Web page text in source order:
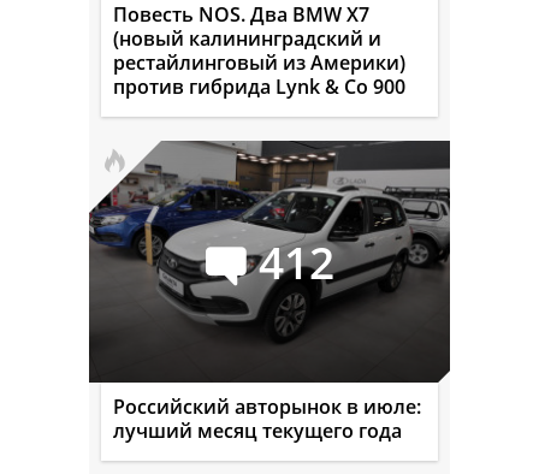
Повесть NOS. Два BMW X7
(новый калининградский и
рестайлинговый из Америки)
против гибрида Lynk & Co 900
412
Российский авторынок в июле:
лучший месяц текущего года